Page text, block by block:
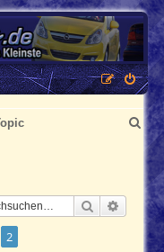
und Tigra
S
u
h
Suche
2